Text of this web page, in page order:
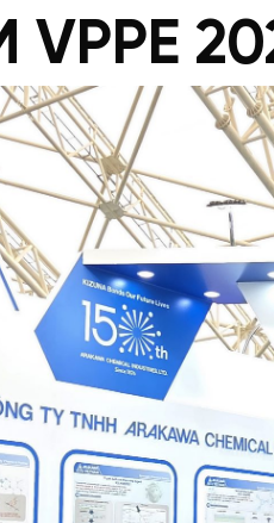
VPPE